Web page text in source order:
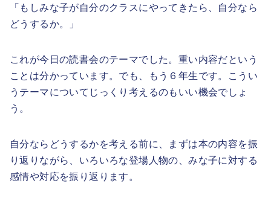
「もしみな子が自分のクラスにやってきたら、自分なら
どうするか。」
これが今日の読書会のテーマでした。重い内容だという
ことは分かっています。でも、もう６年生です。こうい
うテーマについてじっくり考えるのもいい機会でしょ
う。
自分ならどうするかを考える前に、まずは本の内容を振
り返りながら、いろいろな登場人物の、みな子に対する
感情や対応を振り返ります。